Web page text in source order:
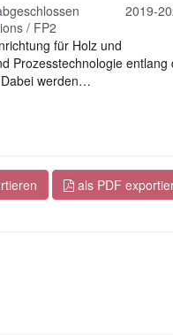
2019-
/ FP2
für Holz und
Prozesstechnologie entlang
werden…
als PDF